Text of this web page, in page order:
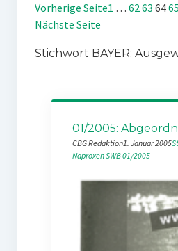
Vorherige Seite1 … 6263 6465
Nächste Seite
Stichwort BAYER:
01/2005:
CBG Redaktion1. Januar 2005
NaproxenSWB 01/2005